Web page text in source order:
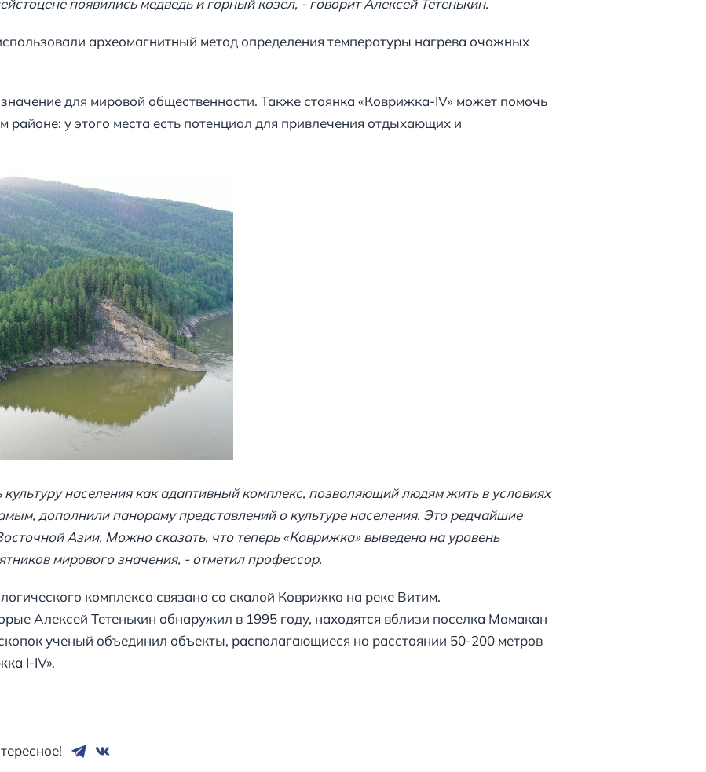
появились медведь и горный козел, - говорит Алексей Тетенькин.
археомагнитный метод определения температуры нагрева очажных
для мировой общественности. Также стоянка «Коврижка-IV» может помочь
районе: у этого места есть потенциал для привлечения отдыхающих и
населения как адаптивный комплекс, позволяющий людям жить в условиях
дополнили панораму представлений о культуре населения. Это редчайшие
Азии. Можно сказать, что теперь «Коврижка» выведена на уровень
мирового значения, - отметил профессор.
комплекса связано со скалой Коврижка на реке Витим.
Алексей Тетенькин обнаружил в 1995 году, находятся вблизи поселка Мамакан
ученый объединил объекты, располагающиеся на расстоянии 50-200 метров
I-IV».